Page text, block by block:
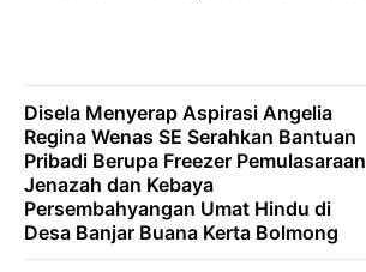
Disela Menyerap Aspirasi Angelia
Regina Wenas SE Serahkan Bantuan
Pribadi Berupa Freezer Pemulasaraan
Jenazah dan Kebaya
Persembahyangan Umat Hindu di
Desa Banjar Buana Kerta Bolmong